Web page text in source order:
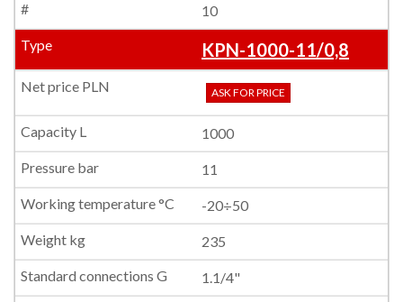
10
KPN-1000-11/0,8
ASK FOR PRICE
1000
11
-20÷50
235
1.1/4"